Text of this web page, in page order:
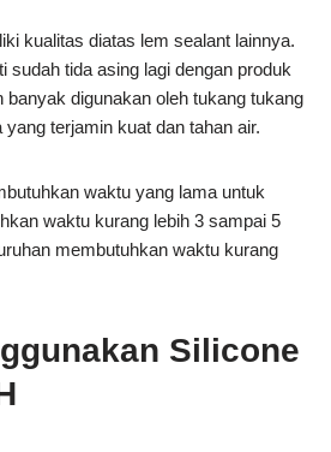
kualitas diatas lem sealant lainnya.
sudah tida asing lagi dengan produk
banyak digunakan oleh tukang tukang
terjamin kuat dan tahan air.
waktu yang lama untuk
waktu kurang lebih 3 sampai 5
membutuhkan waktu kurang
Silicone